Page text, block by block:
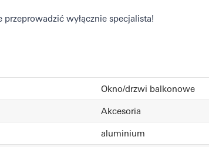
wyłącznie specjalista!
Okno/drzwi balkonowe
Akcesoria
aluminium